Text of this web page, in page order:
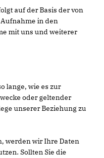
auf der Basis der von
in den
mit uns und weiterer
lange, wie es zur
oder geltender
unserer Beziehung zu
werden wir Ihre Daten
Sollten Sie die